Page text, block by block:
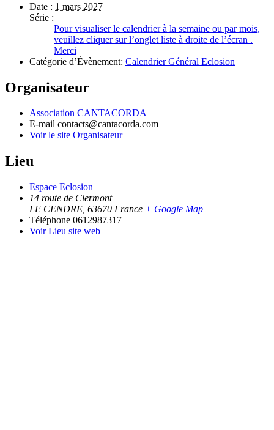
Date : 1 mars 2027
Série :
Pour visualiser le calendrier à la semaine ou par mois,
veuillez cliquer sur l’onglet liste à droite de l’écran .
Merci
Catégorie d’Évènement: Calendrier Général Eclosion
Organisateur
Association CANTACORDA
E-mail contacts@cantacorda.com
Voir le site Organisateur
Lieu
Espace Eclosion
14 route de Clermont
LE CENDRE 63670 France + Google Map
Téléphone 0612987317
Voir Lieu site web